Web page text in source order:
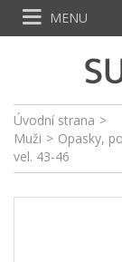
Úvodní strana >
Muži > Opasky,
vel. 43-46
MENU